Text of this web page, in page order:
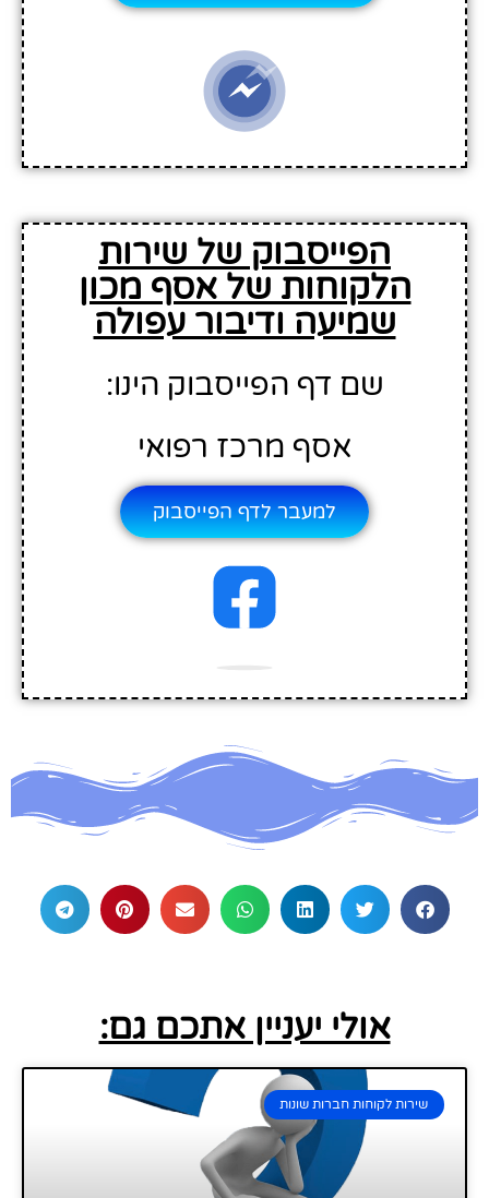
הפייסבוק של שירות
הלקוחות של אסף מכון
שמיעה ודיבור עפולה
שם דף הפייסבוק הינו:
אסף מרכז רפואי
למעבר לדף הפייסבוק
אולי יעניין אתכם גם:
שירות לקוחות חברות שונות